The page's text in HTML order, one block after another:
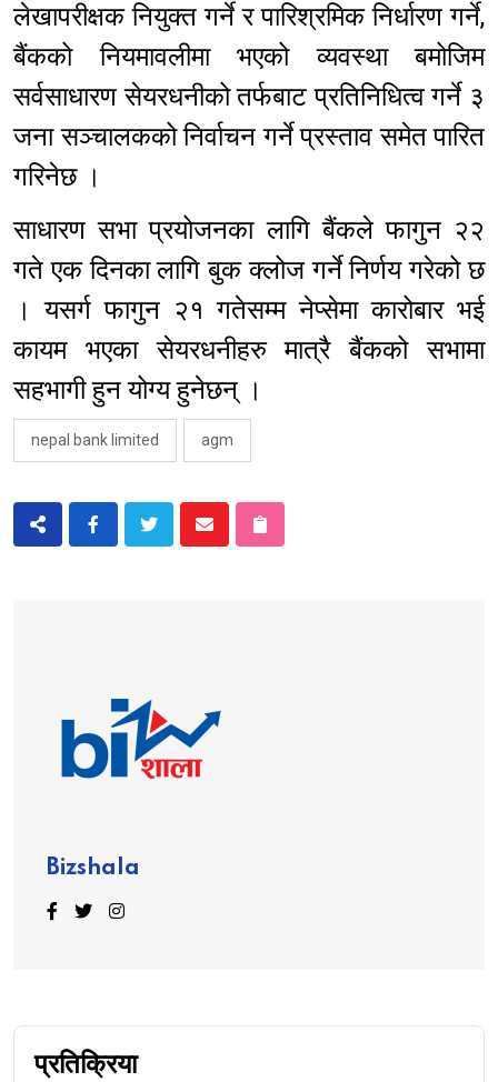
लेखापरीक्षक नियुक्त गर्ने र पारिश्रमिक निर्धारण गर्ने,
बैंकको नियमावलीमा भएको व्यवस्था बमोजिम
सर्वसाधारण सेयरधनीको तर्फबाट प्रतिनिधित्व गर्ने ३
जना सञ्चालकको निर्वाचन गर्ने प्रस्ताव समेत पारित
गरिनेछ ।
साधारण सभा प्रयोजनका लागि बैंकले फागुन २२
गते एक दिनका लागि बुक क्लोज गर्ने निर्णय गरेको छ
। यसर्ग फागुन २१ गतेसम्म नेप्सेमा कारोबार भई
कायम भएका सेयरधनीहरु मात्रै बैंकको सभामा
सहभागी हुन योग्य हुनेछन् ।
nepal bank limited agm
Bizshala
प्रतिक्रिया